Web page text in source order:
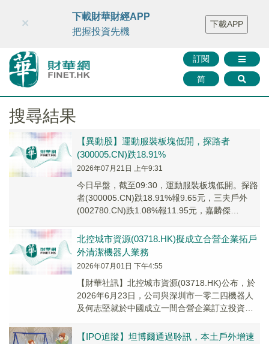
財華智庫網 FINTV FINMETA 財華證券 媒體矩陣
智庫沙龍
聯絡我們
訂閱
简
×
下載財華財經APP
把握投資先機
下載APP
搜尋結果
【異動股】運動服裝板塊低開，探路者
(300005.CN)跌18.91%
2026年07月21日 上午9:31
今日早盤，截至09:30，運動服裝板塊低開。探路
者(300005.CN)跌18.91%報9.65元，三夫戶外
(002780.CN)跌1.08%報11.95元，嘉麟傑
北控城市資源(03718.HK)擬成立合營企業拓戶
外清潔機器人業務
2026年07月01日 下午4:55
【財華社訊】北控城市資源(03718.HK)公布，於
2026年6月23日，公司與深圳市一零二四機器人
及何志堅就於中國成立一間合營企業訂立投資合
【IPO追蹤】坦博爾通過聆訊，本土戶外增速